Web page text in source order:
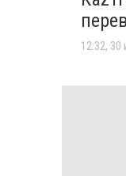
12:32, 30